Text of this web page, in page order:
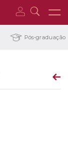
Pós-graduação